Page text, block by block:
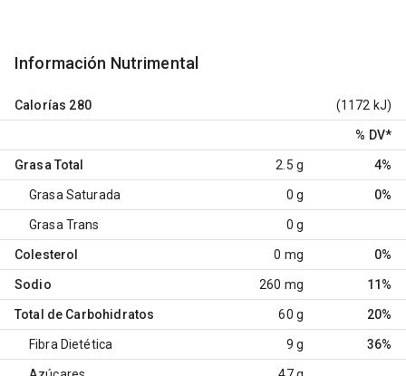
Información Nutrimental
Calorías 280 (1172 kJ)
% DV*
Grasa Total 2.5 g 4%
Grasa Saturada 0 g 0%
Grasa Trans 0 g
Colesterol 0 mg 0%
Sodio 260 mg 11%
Total de Carbohidratos 60 g 20%
Fibra Dietética 9 g 36%